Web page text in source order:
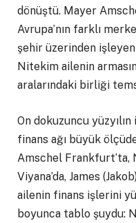
dönüştü. Mayer
Avrupa’nın farklı
şehir üzerinden
Nitekim ailenin
aralarındaki birliği
On dokuzuncu
finans ağı büyük
Amschel Frankfurt’ta,
Viyana’da, James
ailenin finans işlerini
boyunca tablo şuydu: